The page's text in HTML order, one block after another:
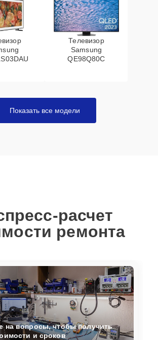
Телевизор
Samsung
QE98Q80C
Показать все модели
расчет
ремонта
на вопросы, чтобы получить
и сроков